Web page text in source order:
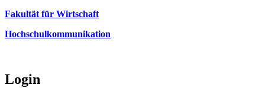
Fakultät für Wirtschaft
Hochschulkommunikation
Login